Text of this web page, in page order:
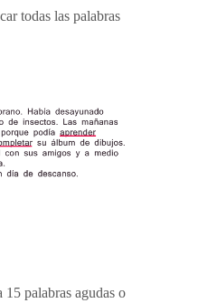
todas las palabras
palabras agudas o